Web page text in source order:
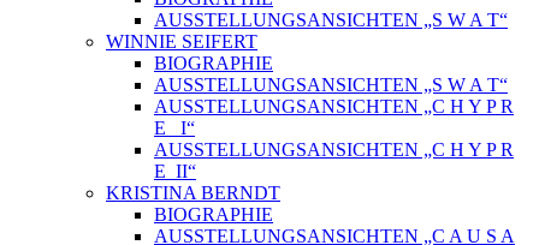
AUSSTELLUNGSANSICHTEN „S W A T“
WINNIE SEIFERT
BIOGRAPHIE
AUSSTELLUNGSANSICHTEN „S W A T“
AUSSTELLUNGSANSICHTEN „C H Y P R
E_ I“
AUSSTELLUNGSANSICHTEN „C H Y P R
E_II“
KRISTINA BERNDT
BIOGRAPHIE
AUSSTELLUNGSANSICHTEN „C A U S A